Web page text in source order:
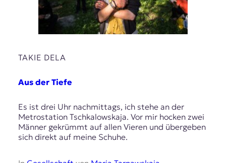
TAKIE DELA
Aus der Tiefe
Es ist drei Uhr nachmittags, ich stehe an der
Metrostation Tschkalowskaja. Vor mir hocken zwei
Männer gekrümmt auf allen Vieren und übergeben
sich direkt auf meine Schuhe.